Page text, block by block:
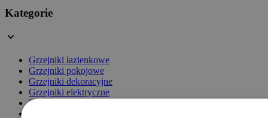
Kategorie
Grzejniki łazienkowe
Grzejniki pokojowe
Grzejniki dekoracyjne
Grzejniki elektryczne
Zawory grzejnikowe